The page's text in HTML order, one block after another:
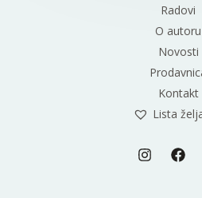
Radovi
O autoru
Novosti
Kontakt
Lista